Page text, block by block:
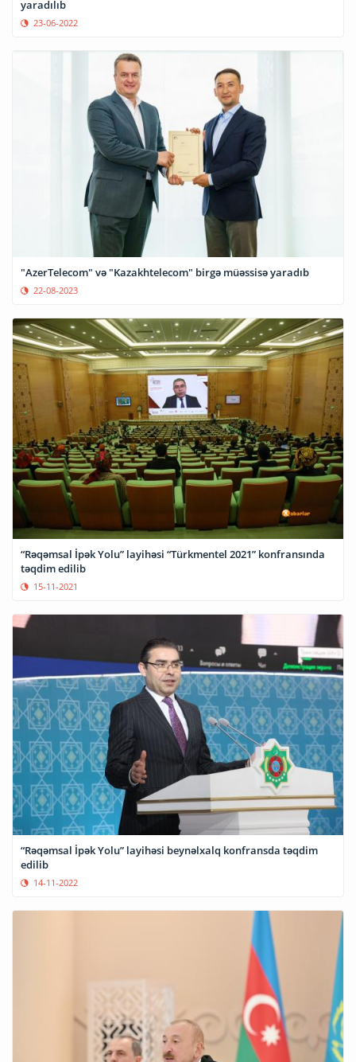
23-06-2022
"AzerTelecom" və "Kazakhtelecom" birgə müəssisə yaradıb
22-08-2023
“Rəqəmsal İpək Yolu” layihəsi “Türkmentel 2021” konfransında
təqdim edilib
15-11-2021
“Rəqəmsal İpək Yolu” layihəsi beynəlxalq konfransda təqdim
edilib
14-11-2022